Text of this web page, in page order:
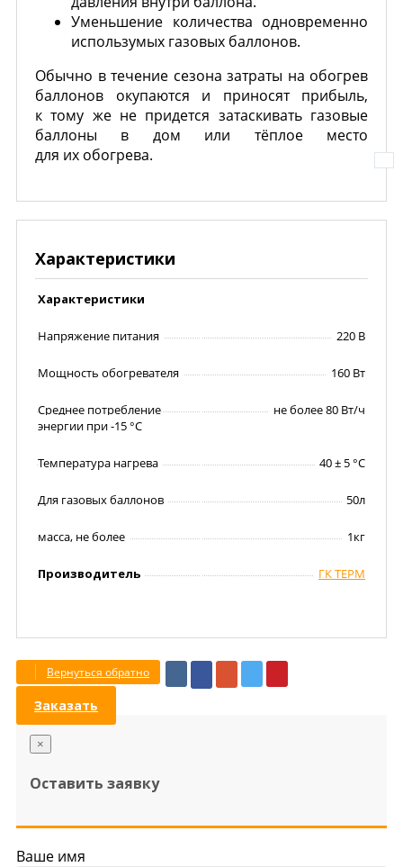
Уменьшение количества одновременно
использумых газовых баллонов.
Обычно в течение сезона затраты на обогрев
баллонов окупаются и приносят прибыль,
к тому же не придется затаскивать газовые
баллоны в дом или тёплое место
для их обогрева.
Характеристики
Характеристики
Напряжение питания 220 В
Мощность обогревателя 160 Вт
Среднее потребление
энергии при -15 °C
не более 80 Вт/ч
Температура нагрева 40 ± 5 °C
Для газовых баллонов 50л
масса, не более 1кг
Производитель ГК ТЕРМ
Вернуться обратно
Заказать
×
Оставить заявку
Ваше имя